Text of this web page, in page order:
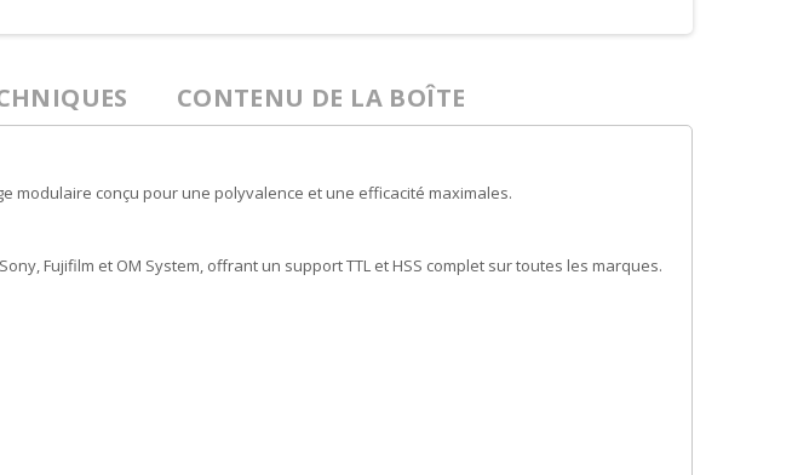
CONTENU DE LA BOÎTE
modulaire conçu pour une polyvalence et une efficacité maximales.
Fujifilm et OM System, offrant un support TTL et HSS complet sur toutes les marques.